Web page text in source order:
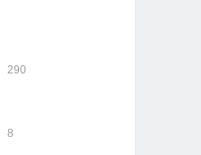
290
8